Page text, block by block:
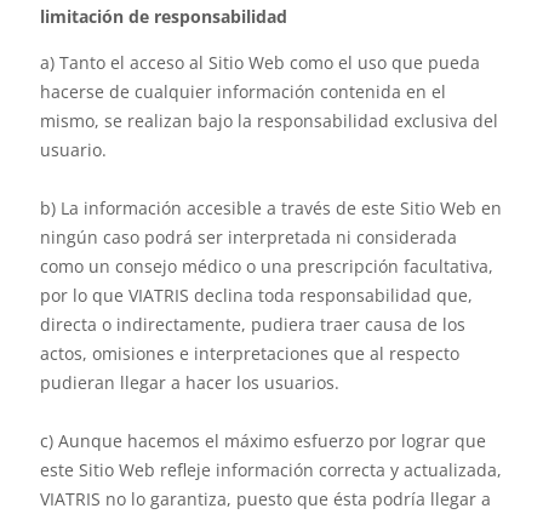
limitación de responsabilidad
a) Tanto el acceso al Sitio Web como el uso que pueda
hacerse de cualquier información contenida en el
mismo, se realizan bajo la responsabilidad exclusiva del
usuario.
b) La información accesible a través de este Sitio Web en
ningún caso podrá ser interpretada ni considerada
como un consejo médico o una prescripción facultativa,
por lo que VIATRIS declina toda responsabilidad que,
directa o indirectamente, pudiera traer causa de los
actos, omisiones e interpretaciones que al respecto
pudieran llegar a hacer los usuarios.
c) Aunque hacemos el máximo esfuerzo por lograr que
este Sitio Web refleje información correcta y actualizada,
VIATRIS no lo garantiza, puesto que ésta podría llegar a